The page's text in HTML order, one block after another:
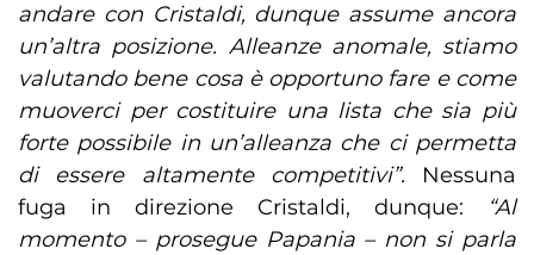
andare con Cristaldi, dunque assume ancora
un’altra posizione. Alleanze anomale, stiamo
valutando bene cosa è opportuno fare e come
muoverci per costituire una lista che sia più
forte possibile in un’alleanza che ci permetta
di essere altamente competitivi”. Nessuna
fuga in direzione Cristaldi, dunque:
“Al
momento – prosegue Papania – non si parla